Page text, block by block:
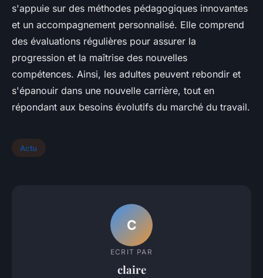
s'appuie sur des méthodes pédagogiques innovantes
et un accompagnement personnalisé. Elle comprend
des évaluations régulières pour assurer la
progression et la maîtrise des nouvelles
compétences. Ainsi, les adultes peuvent rebondir et
s'épanouir dans une nouvelle carrière, tout en
répondant aux besoins évolutifs du marché du travail.
Actu
C
ECRIT PAR
claire